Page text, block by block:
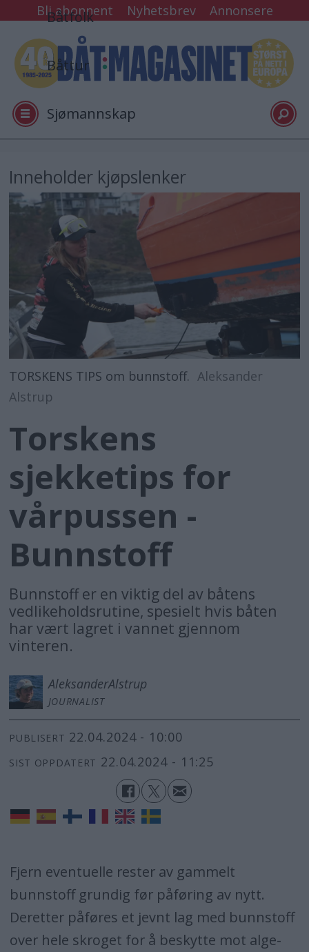
Bli abonnent Nyhetsbrev Annonsere
Båtfolk
Båttur
Sjømannskap
Arkiv
Video
Logg inn
Inneholder kjøpslenker
TORSKENS TIPS om bunnstoff. Aleksander
Alstrup
Torskens
sjekketips for
vårpussen -
Bunnstoff
Bunnstoff er en viktig del av båtens
vedlikeholdsrutine, spesielt hvis båten
har vært lagret i vannet gjennom
vinteren.
AleksanderAlstrup
JOURNALIST
PUBLISERT 22.04.2024 - 10:00
SIST OPPDATERT 22.04.2024 - 11:25
Fjern eventuelle rester av gammelt
bunnstoff grundig før påføring av nytt.
Deretter påføres et jevnt lag med bunnstoff
over hele skroget for å beskytte mot alge-